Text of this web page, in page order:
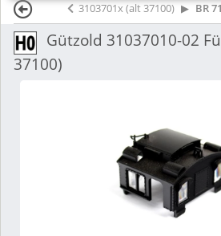
3103701x (alt 37100) BR
Gützold 31037010-02
37100)